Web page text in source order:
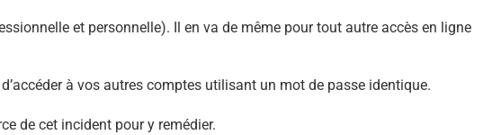
et personnelle). Il en va de même pour tout autre accès en ligne
à vos autres comptes utilisant un mot de passe identique.
de cet incident pour y remédier.